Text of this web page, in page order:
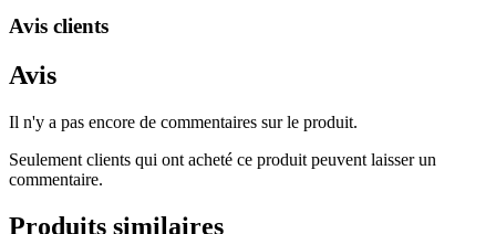
Avis clients
Avis
Il n'y a pas encore de commentaires sur le produit.
Seulement clients qui ont acheté ce produit peuvent laisser un
commentaire.
Produits similaires